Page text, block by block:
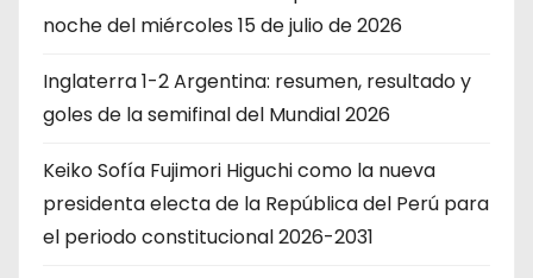
noche del miércoles 15 de julio de 2026
Inglaterra 1-2 Argentina: resumen, resultado y
goles de la semifinal del Mundial 2026
Keiko Sofía Fujimori Higuchi como la nueva
presidenta electa de la República del Perú para
el periodo constitucional 2026-2031